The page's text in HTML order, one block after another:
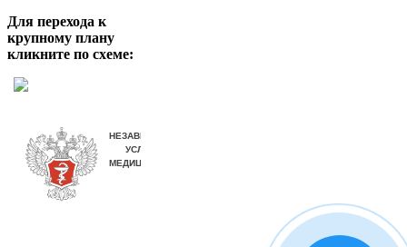
Для перехода к
крупному плану
кликните по схеме: